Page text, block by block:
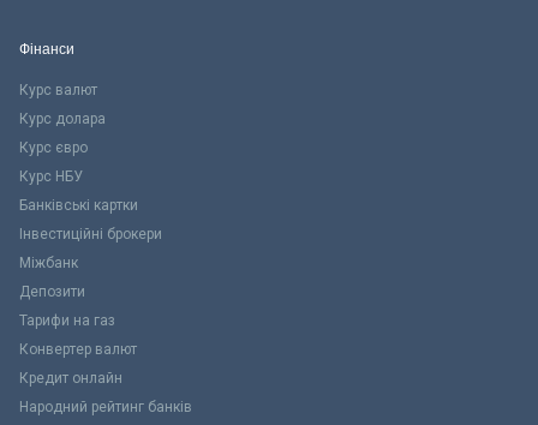
Фінанси
Курс валют
Курс долара
Курс євро
Курс НБУ
Банківські картки
Інвестиційні брокери
Міжбанк
Депозити
Тарифи на газ
Конвертер валют
Кредит онлайн
Народний рейтинг банків